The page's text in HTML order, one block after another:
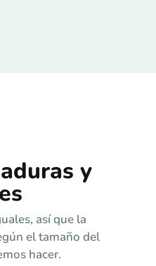
y
así que la
el tamaño del
hacer.